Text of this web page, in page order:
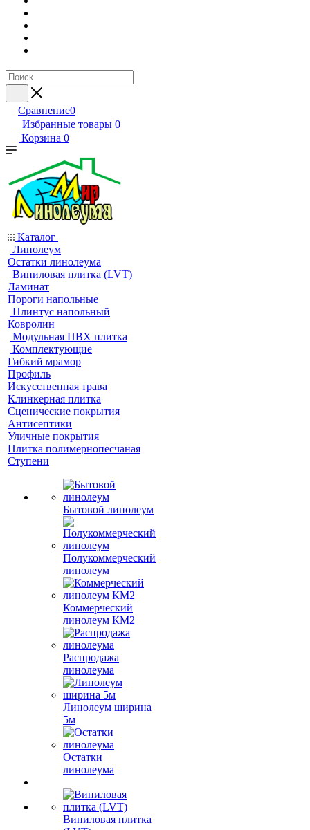
Сравнение0
Избранные товары 0
Корзина 0
Каталог
Линолеум
Остатки линолеума
Виниловая плитка (LVT)
Ламинат
Пороги напольные
Плинтус напольный
Ковролин
Модульная ПВХ плитка
Комплектующие
Гибкий мрамор
Профиль
Искусственная трава
Клинкерная плитка
Сценические покрытия
Антисептики
Уличные покрытия
Плитка полимернопесчаная
Ступени
Бытовой линолеум
Полукоммерческий
линолеум
Коммерческий
линолеум КМ2
Распродажа
линолеума
Линолеум ширина
5м
Остатки
линолеума
Виниловая плитка